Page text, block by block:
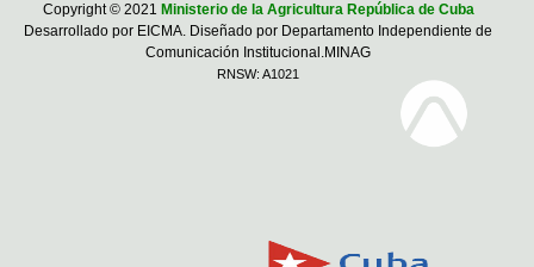
Copyright © 2021 Ministerio de la Agricultura República de Cuba
Desarrollado por EICMA. Diseñado por Departamento Independiente de
Comunicación Institucional.MINAG
RNSW: A1021